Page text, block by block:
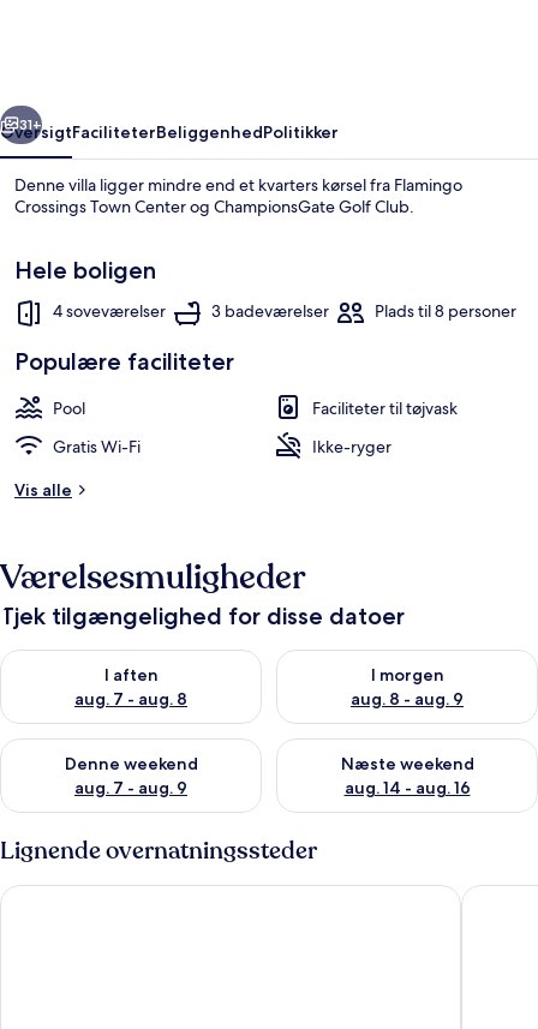
Villa
Villa
by
Næste
31+
OversigtFaciliteterBeliggenhedPolitikker
Denne villa ligger mindre end et kvarters kørsel fra Flamingo
Crossings Town Center og ChampionsGate Golf Club.
Hele boligen
4 soveværelser 3 badeværelser Plads til 8 personer
Populære faciliteter
Pool
Faciliteter til tøjvask
Gratis Wi-Fi
Ikke-ryger
Vis alle
Værelsesmuligheder
Tjek tilgængelighed for disse datoer
I aften
aug. 7 - aug. 8
Tjek tilgængelighed for i aften aug. 7 - aug. 8
I morgen
aug. 8 - aug. 9
Tjek tilgængelighed for i
Denne weekend
aug. 7 - aug. 9
Tjek tilgængelighed for denne weekend aug. 7 - aug. 9
Næste weekend
aug. 14 - aug. 16
Tjek tilgængelighed for næste
Lignende overnatningssteder
Legacy Park at Highgate Park Home R1